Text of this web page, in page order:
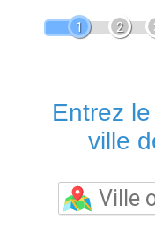
1 2
Entrez
ville